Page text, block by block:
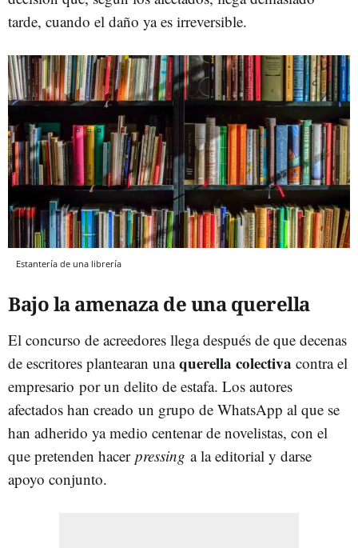
tarde, cuando el daño ya es irreversible.
Estantería de una librería
Bajo la amenaza de una querella
El concurso de acreedores llega después de que decenas
de escritores plantearan unaquerella colectiva contra el
empresario por un delito de estafa. Los autores
afectados han creado un grupo de WhatsApp al que se
han adherido ya medio centenar de novelistas, con el
que pretenden hacer pressing a la editorial y darse
apoyo conjunto.